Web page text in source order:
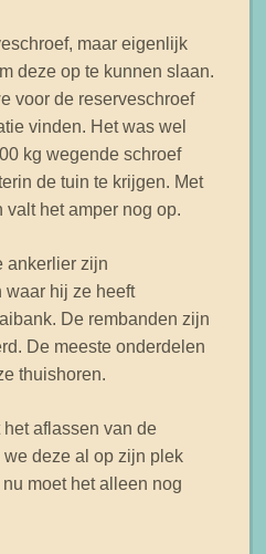
maar eigenlijk
deze op te kunnen slaan.
voor de reserveschroef
vinden. Het was wel
kg wegende schroef
de tuin te krijgen. Met
het amper nog op.
ankerlier zijn
waar hij ze heeft
De rembanden zijn
De meeste onderdelen
thuishoren.
aflassen van de
deze al op zijn plek
moet het alleen nog